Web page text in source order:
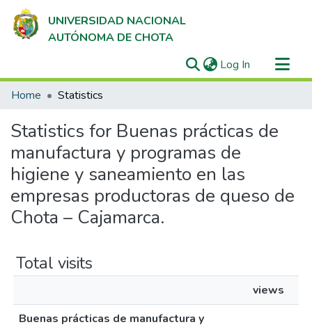
UNIVERSIDAD NACIONAL
AUTÓNOMA DE CHOTA
Log In (current)
Communities & Collections
Home Statistics
Statistics for Buenas prácticas de
manufactura y programas de
higiene y saneamiento en las
empresas productoras de queso de
Chota – Cajamarca.
Total visits
views
Buenas prácticas de manufactura y